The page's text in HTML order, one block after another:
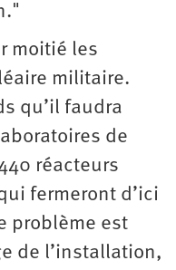
moitié les
militaire.
qu’il faudra
de
réacteurs
fermeront d’ici
problème est
de l’installation,